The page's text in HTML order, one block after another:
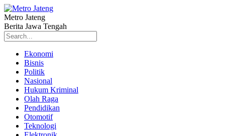
Metro Jateng
Berita Jawa Tengah
Ekonomi
Bisnis
Politik
Nasional
Hukum Kriminal
Olah Raga
Pendidikan
Otomotif
Teknologi